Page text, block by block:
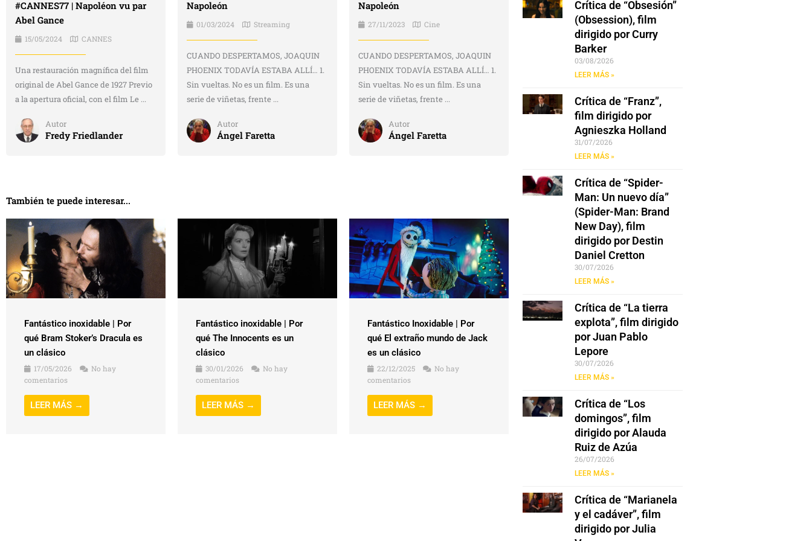
#CANNES77 | Napoléon vu par
Abel Gance
15/05/2024 CANNES
Una restauración magnífica del film
original de Abel Gance de 1927 Previo
a la apertura oficial, con el film Le ...
Autor
Fredy Friedlander
Napoleón
01/03/2024 Streaming
CUANDO DESPERTAMOS, JOAQUIN
PHOENIX TODAVÍA ESTABA ALLÍ… 1.
Sin vueltas. No es un film. Es una
serie de viñetas, frente ...
Autor
Ángel Faretta
Napoleón
27/11/2023 Cine
CUANDO DESPERTAMOS, JOAQUIN
PHOENIX TODAVÍA ESTABA ALLÍ… 1.
Sin vueltas. No es un film. Es una
serie de viñetas, frente ...
Autor
Ángel Faretta
También te puede interesar...
Fantástico inoxidable | Por
qué Bram Stoker’s Dracula es
un clásico
17/05/2026
No hay
comentarios
LEER MÁS →
Fantástico inoxidable | Por
qué The Innocents es un
clásico
30/01/2026
No hay
comentarios
LEER MÁS →
Fantástico Inoxidable | Por
qué El extraño mundo de Jack
es un clásico
22/12/2025
No hay
comentarios
LEER MÁS →
Crítica de “Obsesión”
(Obsession), film
dirigido por Curry
Barker
03/08/2026
LEER MÁS »
Crítica de “Franz”,
film dirigido por
Agnieszka Holland
31/07/2026
LEER MÁS »
Crítica de “Spider-
Man: Un nuevo día”
(Spider-Man: Brand
New Day), film
dirigido por Destin
Daniel Cretton
30/07/2026
LEER MÁS »
Crítica de “La tierra
explota”, film dirigido
por Juan Pablo
Lepore
30/07/2026
LEER MÁS »
Crítica de “Los
domingos”, film
dirigido por Alauda
Ruiz de Azúa
26/07/2026
LEER MÁS »
Crítica de “Marianela
y el cadáver”, film
dirigido por Julia